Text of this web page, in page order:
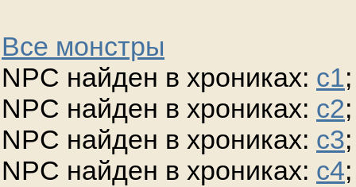
Все монстры
NPC найден в хрониках: c1;
NPC найден в хрониках: c2;
NPC найден в хрониках: c3;
NPC найден в хрониках: c4;